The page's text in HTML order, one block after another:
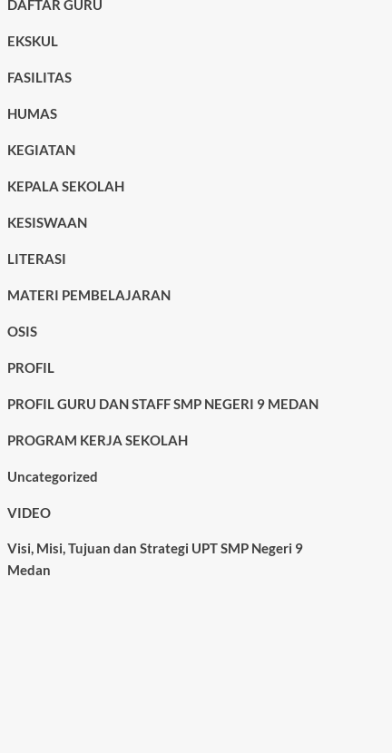
DAFTAR GURU
EKSKUL
FASILITAS
HUMAS
KEGIATAN
KEPALA SEKOLAH
KESISWAAN
LITERASI
MATERI PEMBELAJARAN
OSIS
PROFIL
PROFIL GURU DAN STAFF SMP NEGERI 9 MEDAN
PROGRAM KERJA SEKOLAH
Uncategorized
VIDEO
Visi, Misi, Tujuan dan Strategi UPT SMP Negeri 9
Medan